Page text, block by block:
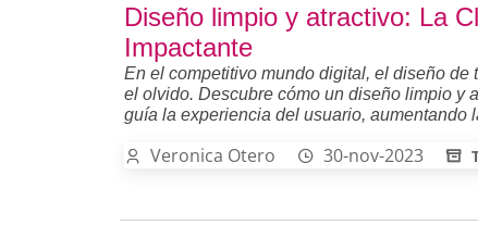
Diseño limpio y atractivo: La
Impactante
En el competitivo mundo digital, el diseño
el olvido. Descubre cómo un diseño limpio y
guía la experiencia del usuario, aumentando
Veronica Otero 30-nov-2023